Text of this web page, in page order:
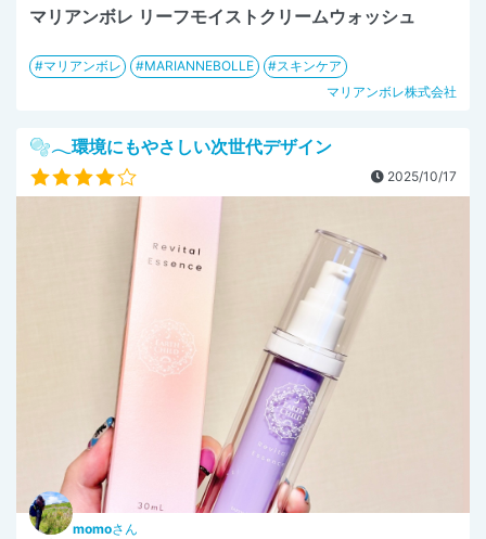
マリアンボレ リーフモイストクリームウォッシュ
マリアンボレ MARIANNEBOLLE
スキンケア
マリアンボレ株式会社
🫧𓂃環境にもやさしい次世代デザイン
2025/10/17
momoさん